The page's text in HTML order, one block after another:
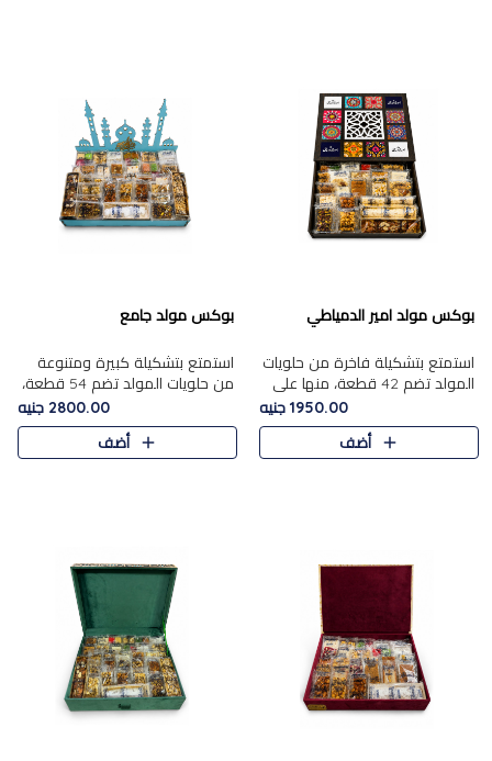
بوكس مولد امير الدمياطي
استمتع بتشكيلة فاخرة من حلويات
المولد تضم 42 قطعة، منها علي
بابا بالمكسرات، الجزرية بالفول....
1950.00 جنيه
أضف
بوكس مولد جامع
استمتع بتشكيلة كبيرة ومتنوعة
من حلويات المولد تضم 54 قطعة،
منها الجزرية بالفول والبندق، علي
بابا بالمكسرات، الملبن.....
2800.00 جنيه
أضف